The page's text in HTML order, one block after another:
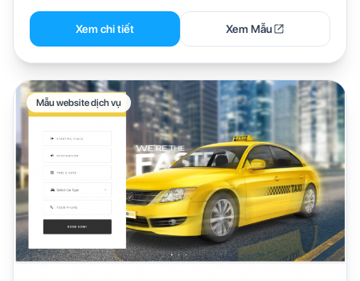
Xem chi tiết Xem Mẫu
Mẫu website dịch vụ